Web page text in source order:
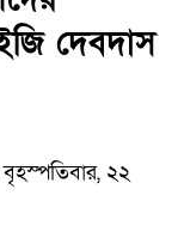
দেবদাস
২২